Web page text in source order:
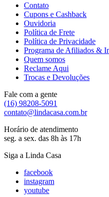
Contato
Cupons e Cashback
Ouvidoria
Política de Frete
Política de Privacidade
Programa de Afiliados &
Quem somos
Reclame Aqui
Trocas e Devoluções
Fale com a gente
(16) 98208-5091
contato@lindacasa.com.br
Horário de atendimento
seg. a sex. das 8h às 17h
Siga a Linda Casa
facebook
instagram
youtube